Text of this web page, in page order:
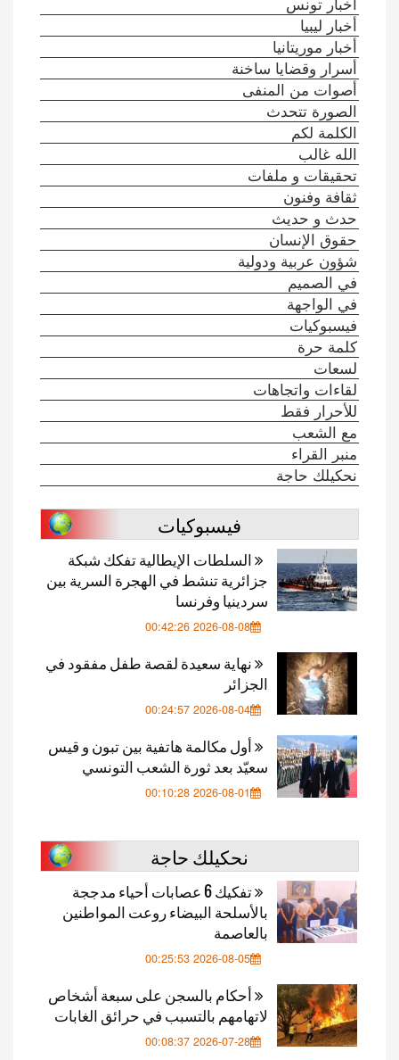
أخبار ليبيا
أخبار موريتانيا
أسرار وقضايا ساخنة
أصوات من المنفى
الصورة تتحدث
الكلمة لكم
الله غالب
تحقيقات و ملفات
ثقافة وفنون
حدث و حديث
حقوق الإنسان
شؤون عربية ودولية
في الصميم
في الواجهة
فيسبوكيات
كلمة حرة
لسعات
لقاءات واتجاهات
للأحرار فقط
مع الشعب
منبر القراء
نحكيلك حاجة
فيسبوكيات
السلطات الإيطالية تفكك شبكة
جزائرية تنشط في الهجرة السرية بين
سردينيا وفرنسا
2026-08-08 00:42:26
نهاية سعيدة لقصة طفل مفقود في
الجزائر
2026-08-04 00:24:57
أول مكالمة هاتفية بين تبون و قيس
سعيّد بعد ثورة الشعب التونسي
2026-08-01 00:10:28
نحكيلك حاجة
تفكيك 6 عصابات أحياء مدججة
بالأسلحة البيضاء روعت المواطنين
بالعاصمة
2026-08-05 00:25:53
أحكام بالسجن على سبعة أشخاص
لاتهامهم بالتسبب في حرائق الغابات
2026-07-28 00:08:37